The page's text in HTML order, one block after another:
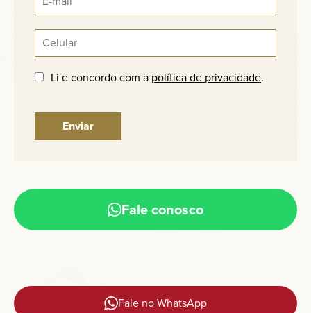
Li e concordo com a política de privacidade.
Fale conosco
Fale no WhatsApp